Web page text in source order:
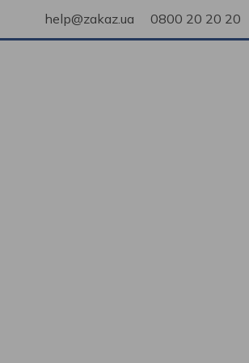
help@zakaz.ua 0800 20 20 20